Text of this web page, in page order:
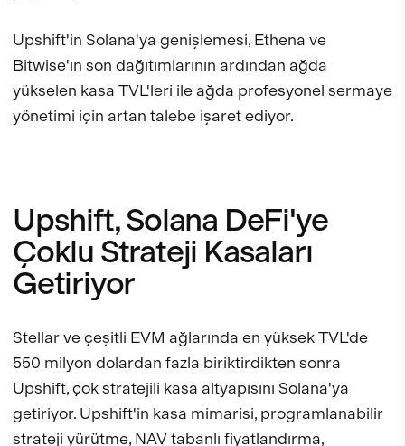
Upshift'in Solana'ya genişlemesi, Ethena ve
Bitwise'ın son dağıtımlarının ardından ağda
yükselen kasa TVL'leri ile ağda profesyonel sermaye
yönetimi için artan talebe işaret ediyor.
Upshift, Solana DeFi'ye
Çoklu Strateji Kasaları
Getiriyor
Stellar ve çeşitli EVM ağlarında en yüksek TVL'de
550 milyon dolardan fazla biriktirdikten sonra
Upshift, çok stratejili kasa altyapısını Solana'ya
getiriyor. Upshift'in kasa mimarisi, programlanabilir
strateji yürütme, NAV tabanlı fiyatlandırma,